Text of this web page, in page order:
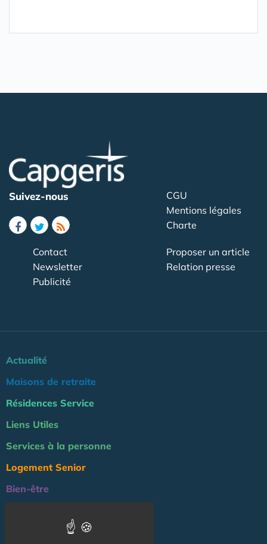
Suivez-nous
CGU
Mentions légales
Charte
Contact
Newsletter
Publicité
Proposer un article
Relation presse
Actualité
Maisons de retraite
Résidences Service
Liens Utiles
Services à la personne
Logement Senior
Bien-être
Professionnels